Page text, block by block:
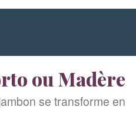
ou Madère
se transforme en